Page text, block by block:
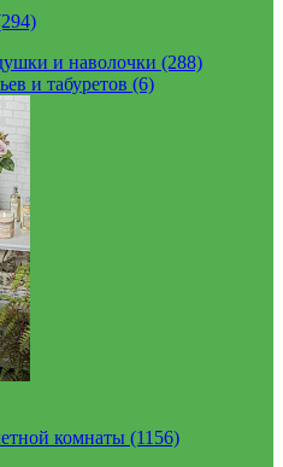
и наволочки (288)
и табуретов (6)
комнаты (1156)